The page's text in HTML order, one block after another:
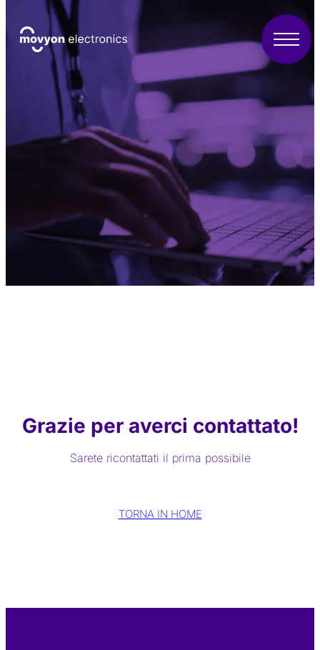
Grazie per averci contattato!
Sarete ricontattati il prima possibile
TORNA IN HOME